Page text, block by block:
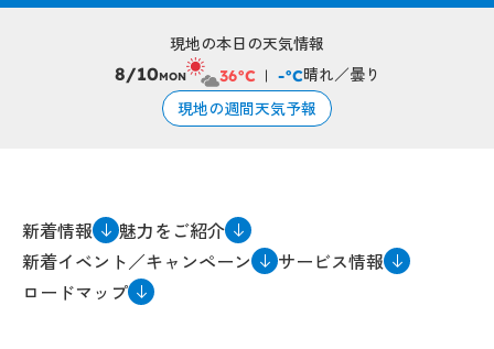
現地の本日の天気情報
8/10MON 36°C -°C晴れ／曇り
現地の週間天気予報
新着情報
魅力をご紹介
新着イベント／キャンペーン
サービス情報
ロードマップ